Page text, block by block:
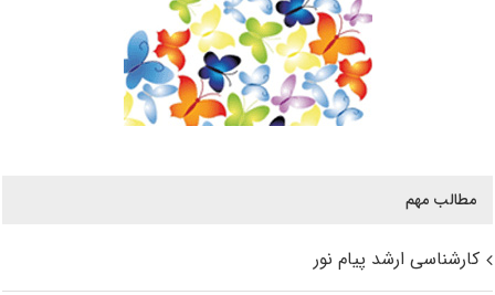
مطالب مهم
کارشناسی ارشد پیام نور